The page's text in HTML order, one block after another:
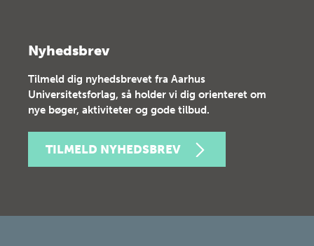
Nyhedsbrev
Tilmeld dig nyhedsbrevet fra Aarhus
Universitetsforlag, så holder vi dig orienteret om
nye bøger, aktiviteter og gode tilbud.
TILMELD NYHEDSBREV